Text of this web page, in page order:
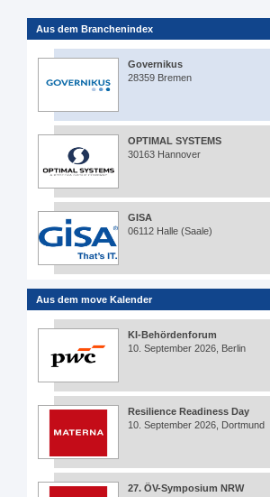
Aus dem Branchenindex
Governikus
28359 Bremen
OPTIMAL SYSTEMS
30163 Hannover
GISA
06112 Halle (Saale)
Aus dem move Kalender
KI-Behördenforum
10. September 2026, Berlin
Resilience Readiness Day
10. September 2026, Dortmund
27. ÖV-Symposium NRW